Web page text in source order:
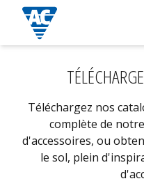
Téléchargez nos
complète de
d'accessoires, ou
le sol, plein